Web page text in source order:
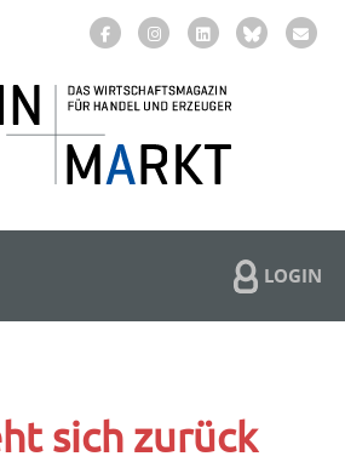
LOGIN
sich zurück